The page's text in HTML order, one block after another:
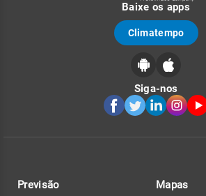
Baixe os apps
Climatempo
Siga-nos
Previsão Mapas